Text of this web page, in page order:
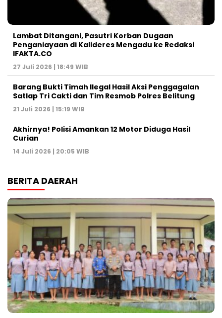
Lambat Ditangani, Pasutri Korban Dugaan
Penganiayaan di Kalideres Mengadu ke Redaksi
IFAKTA.CO
27 Juli 2026 | 18:49 WIB
Barang Bukti Timah Ilegal Hasil Aksi Penggagalan
Satlap Tri Cakti dan Tim Resmob Polres Belitung
21 Juli 2026 | 15:19 WIB
Akhirnya! Polisi Amankan 12 Motor Diduga Hasil
Curian
14 Juli 2026 | 20:05 WIB
BERITA DAERAH